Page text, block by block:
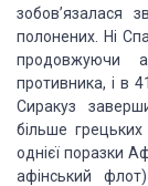
зобов’язалася
полонених. Ні
продовжуючи
противника, і в
Сиракуз
більше
однієї поразки
афінський